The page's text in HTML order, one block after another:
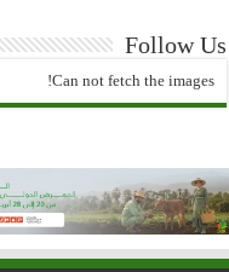
Follow Us
Can not fetch the images!